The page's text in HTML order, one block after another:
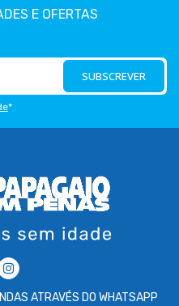
E OFERTAS
SUBSCREVER
*
ATRAVÉS DO WHATSAPP